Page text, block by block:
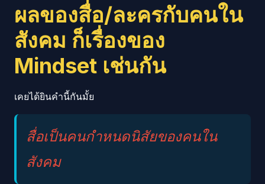
ผลของสื่อ/ละครกับคนใน
สังคม ก็เรื่องของ
Mindset เช่นกัน
เคยได้ยินคำนี้กันมั้ย
สื่อเป็นคนกำหนดนิสัยของคนใน
สังคม